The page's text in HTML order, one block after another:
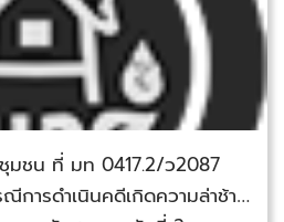
ชน ที่ มท 0417.2/ว2087
การดำเนินคดีเกิดความล่าช้า